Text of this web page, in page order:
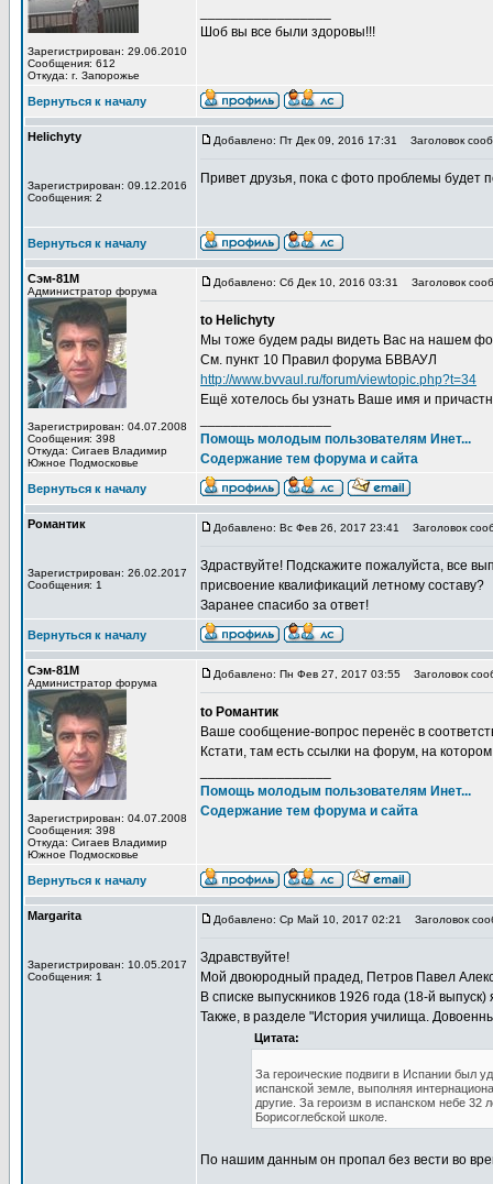
Зарегистрирован: 29.06.2010
Сообщения: 612
Откуда: г. Запорожье
Шоб вы все были здоровы!!!
Вернуться к началу
Helichyty
Зарегистрирован: 09.12.2016
Сообщения: 2
Добавлено: Пт Дек 09, 2016 17:31 Заголовок
Привет друзья, пока с фото проблемы будет
Вернуться к началу
Сэм-81М
Администратор форума
Зарегистрирован: 04.07.2008
Сообщения: 398
Откуда: Сигаев Владимир
Южное Подмосковье
Добавлено: Сб Дек 10, 2016 03:31 Заголовок
to Helichyty
Мы тоже будем рады видеть Вас на нашем
См. пункт 10 Правил форума БВВАУЛ
http://www.bvvaul.ru/forum/viewtopic.php?t=34
Ещё хотелось бы узнать Ваше имя и
Помощь молодым пользователям Инет...
Содержание тем форума и сайта
Вернуться к началу
Романтик
Зарегистрирован: 26.02.2017
Сообщения: 1
Добавлено: Вс Фев 26, 2017 23:41 Заголовок
Здраствуйте! Подскажите пожалуйста, все
присвоение квалификаций летному составу?
Заранее спасибо за ответ!
Вернуться к началу
Сэм-81М
Администратор форума
Зарегистрирован: 04.07.2008
Сообщения: 398
Откуда: Сигаев Владимир
Южное Подмосковье
Добавлено: Пн Фев 27, 2017 03:55 Заголовок
to Романтик
Ваше сообщение-вопрос перенёс в
Кстати, там есть ссылки на форум, на
Помощь молодым пользователям Инет...
Содержание тем форума и сайта
Вернуться к началу
Margarita
Зарегистрирован: 10.05.2017
Сообщения: 1
Добавлено: Ср Май 10, 2017 02:21 Заголовок
Здравствуйте!
Мой двоюродный прадед, Петров Павел
В списке выпускников 1926 года (18-й
Также, в разделе "История училища.
Цитата:
За героические подвиги в Испании был
испанской земле, выполняя
другие. За героизм в испанском небе 32
Борисоглебской школе.
По нашим данным он пропал без вести во